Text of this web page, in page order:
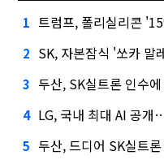
1 트럼프, 폴리실리콘 '15%
2 SK, 자본잠식 '쏘카 말
3 두산, SK실트론 인수
4 LG, 국내 최대 AI 공
5 두산, 드디어 SK실트론